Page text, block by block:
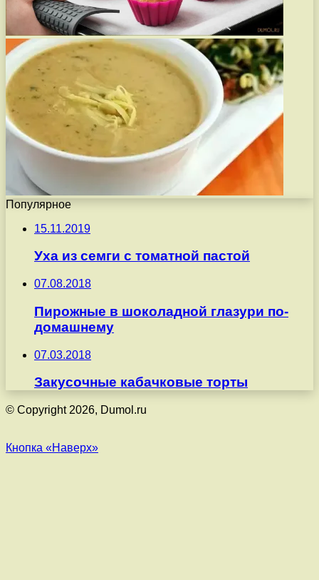
Популярное
15.11.2019
Уха из семги с томатной пастой
07.08.2018
Пирожные в шоколадной глазури по-
домашнему
07.03.2018
Закусочные кабачковые торты
© Copyright 2026, Dumol.ru
Кнопка «Наверх»